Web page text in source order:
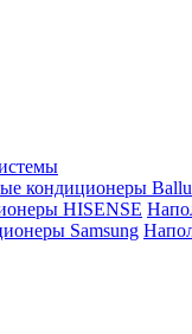
кондиционеры Ballu
HISENSE
Samsung